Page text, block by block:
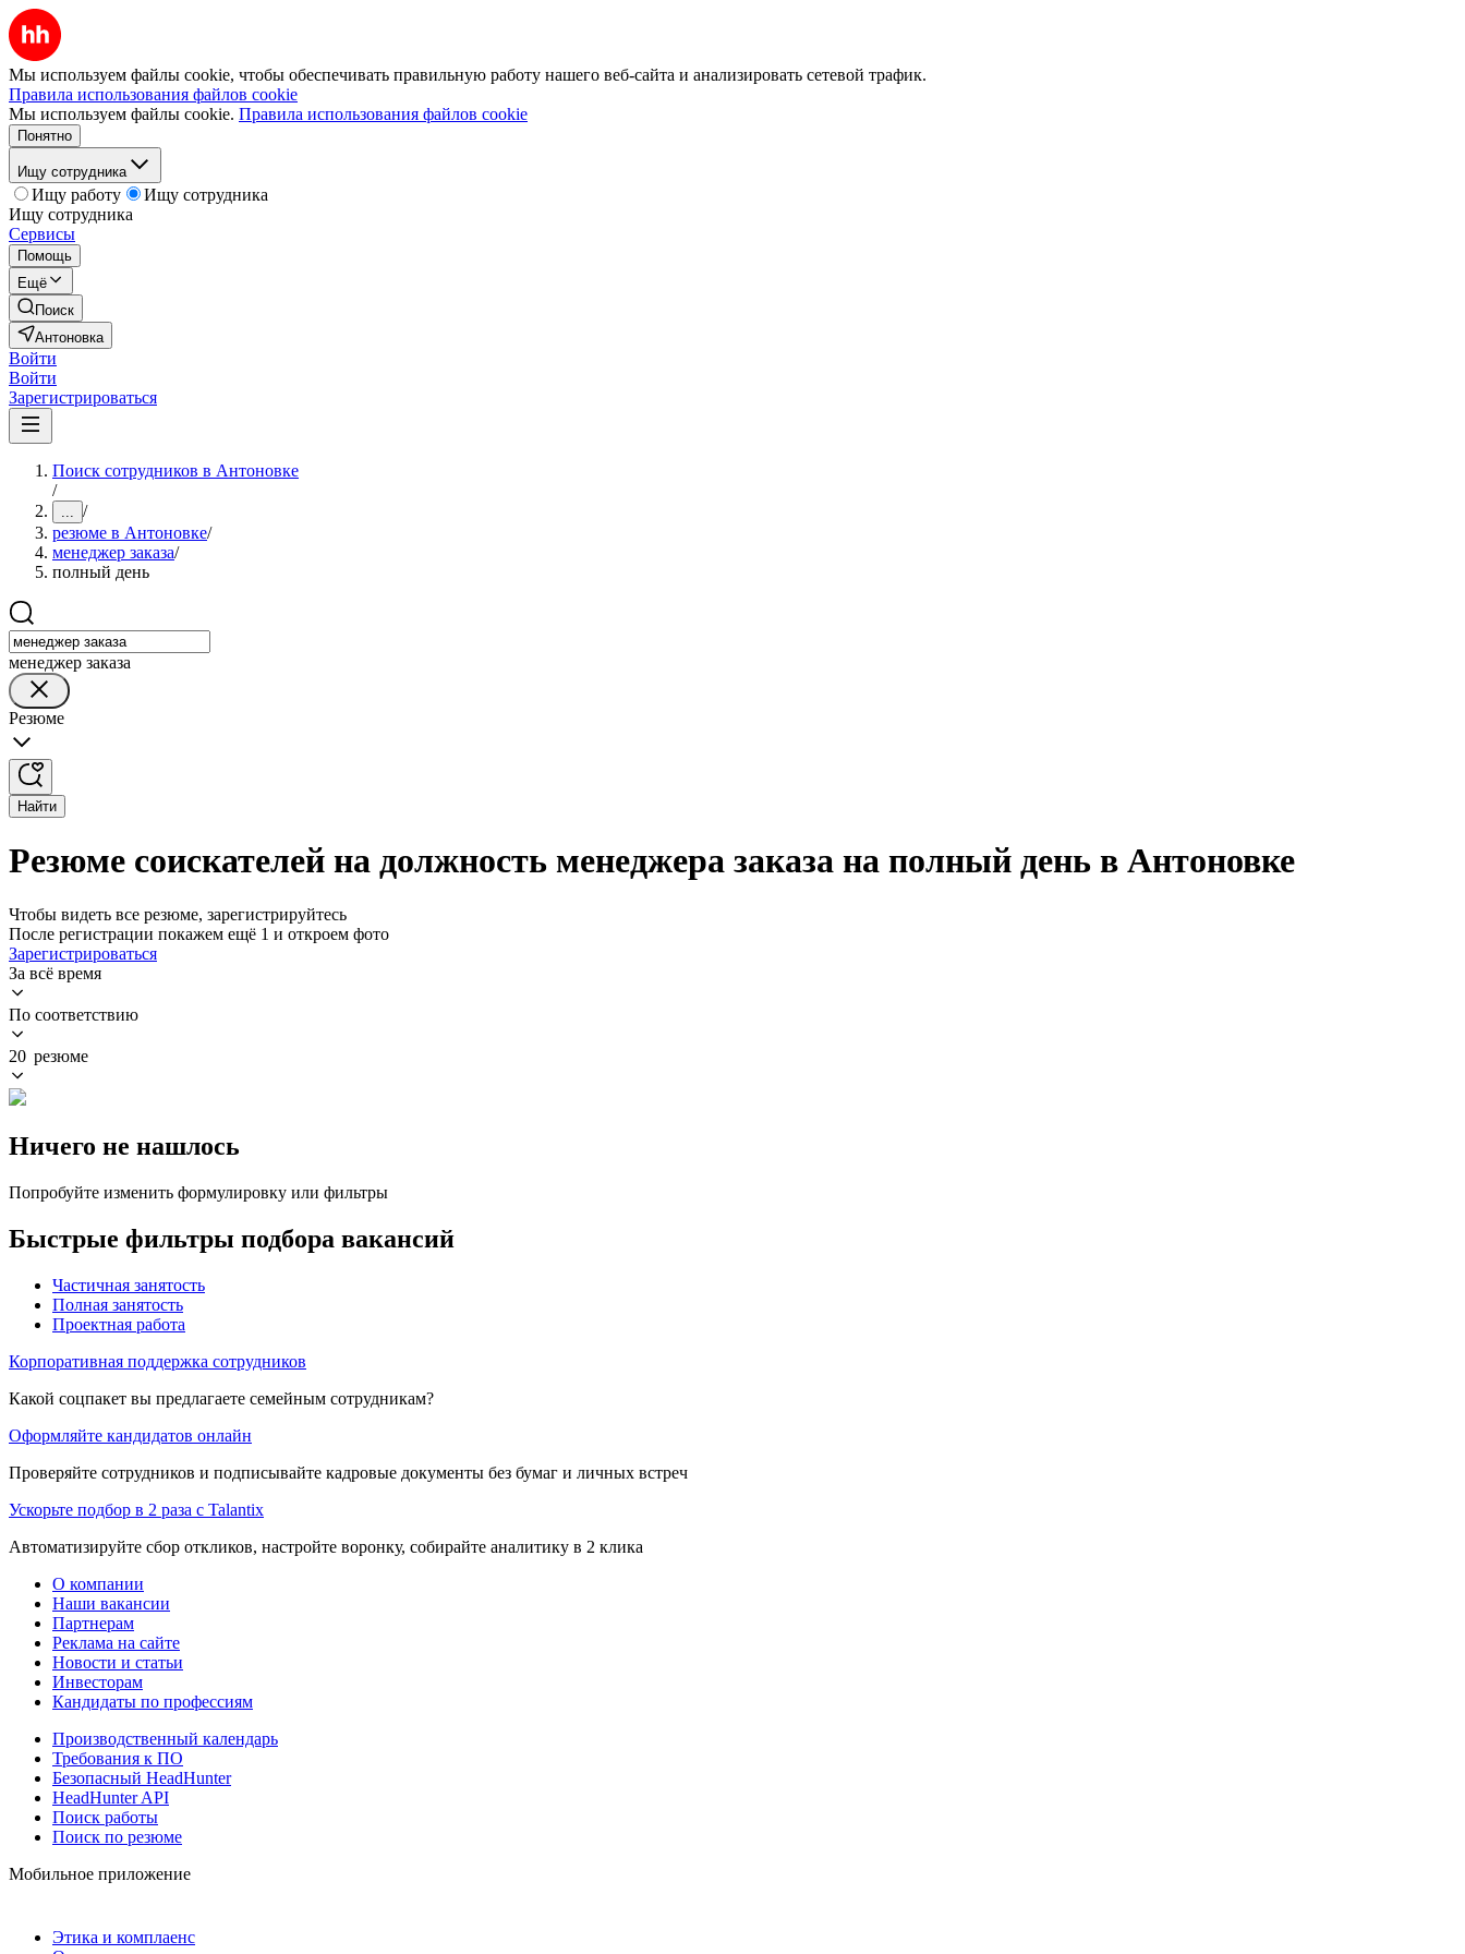
Мы используем файлы cookie, чтобы обеспечивать правильную работу нашего веб-сайта и анализировать сетевой трафик.
Правила использования файлов cookie
Мы используем файлы cookie. Правила использования файлов cookie
Понятно
Ищу сотрудника
Ищу работу
Ищу сотрудника
Ищу сотрудника
Сервисы
Помощь
Ещё
Поиск
Антоновка
Войти
Войти
Зарегистрироваться
Поиск сотрудников в Антоновке
/
... /
резюме в Антоновке/
менеджер заказа/
полный день
менеджер заказа
Резюме
Найти
Резюме соискателей на должность менеджера заказа на полный день в Антоновке
Чтобы видеть все резюме, зарегистрируйтесь
После регистрации покажем ещё 1 и откроем фото
Зарегистрироваться
За всё время
По соответствию
20 резюме
Ничего не нашлось
Попробуйте изменить формулировку или фильтры
Быстрые фильтры подбора вакансий
Частичная занятость
Полная занятость
Проектная работа
Корпоративная поддержка сотрудников
Какой соцпакет вы предлагаете семейным сотрудникам?
Оформляйте кандидатов онлайн
Проверяйте сотрудников и подписывайте кадровые документы без бумаг и личных встреч
Ускорьте подбор в 2 раза с Talantix
Автоматизируйте сбор откликов, настройте воронку, собирайте аналитику в 2 клика
О компании
Наши вакансии
Партнерам
Реклама на сайте
Новости и статьи
Инвесторам
Кандидаты по профессиям
Производственный календарь
Требования к ПО
Безопасный HeadHunter
HeadHunter API
Поиск работы
Поиск по резюме
Мобильное приложение
Этика и комплаенс